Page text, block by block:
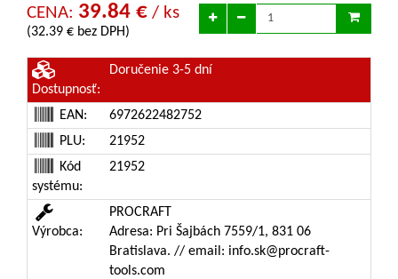
CENA: 39.84 € / ks
(32.39 € bez DPH)
Dostupnosť:
Doručenie 3-5 dní
EAN:
6972622482752
PLU:
21952
Kód
systému:
21952
Výrobca:
PROCRAFT
Adresa: Pri Šajbách 7559/1, 831 06
Bratislava. // email: info.sk@procraft-
tools.com